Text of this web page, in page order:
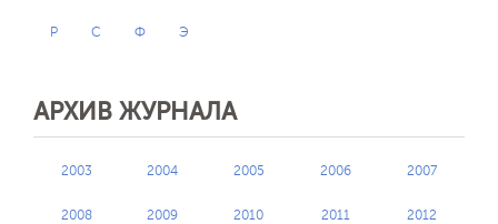
Р С Ф Э
АРХИВ ЖУРНАЛА
2003 2004 2005 2006 2007
2008 2009 2010 2011 2012